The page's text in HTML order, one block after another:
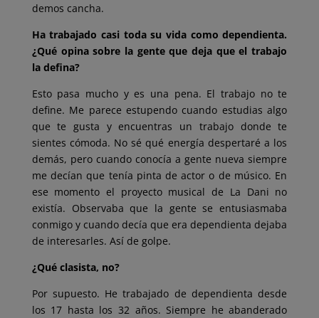
demos cancha.
Ha trabajado casi toda su vida como dependienta.
¿Qué opina sobre la gente que deja que el trabajo
la defina?
Esto pasa mucho y es una pena. El trabajo no te
define. Me parece estupendo cuando estudias algo
que te gusta y encuentras un trabajo donde te
sientes cómoda. No sé qué energía despertaré a los
demás, pero cuando conocía a gente nueva siempre
me decían que tenía pinta de actor o de músico. En
ese momento el proyecto musical de La Dani no
existía. Observaba que la gente se entusiasmaba
conmigo y cuando decía que era dependienta dejaba
de interesarles. Así de golpe.
¿Qué clasista, no?
Por supuesto. He trabajado de dependienta desde
los 17 hasta los 32 años. Siempre he abanderado